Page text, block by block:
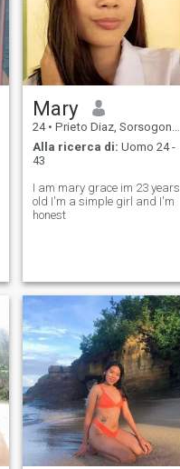
Mary
24 • Prieto Diaz, Sorsogon, Filippine
Alla ricerca di: Uomo 24 -
43
I am mary grace im 23 years
old I'm a simple girl and I'm
honest